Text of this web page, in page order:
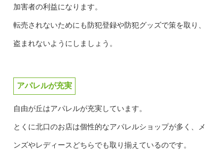
加害者の利益になります。
転売されないためにも防犯登録や防犯グッズで策を取り、
盗まれないようにしましょう。
アパレルが充実
自由が丘はアパレルが充実しています。
とくに北口のお店は個性的なアパレルショップが多く、メ
ンズやレディースどちらでも取り揃えているのです。